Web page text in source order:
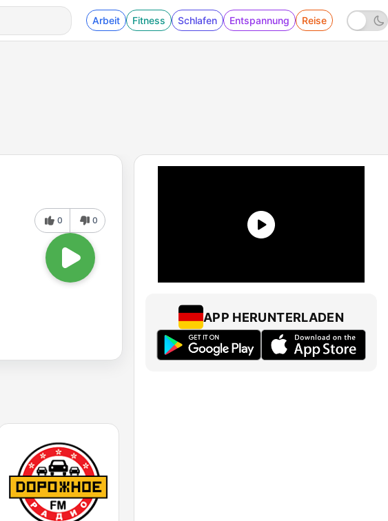
Arbeit Fitness Schlafen Entspannung Reise
0 0
APP HERUNTERLADEN